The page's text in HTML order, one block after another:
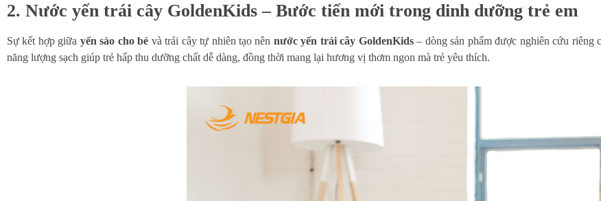
2. Nước yến trái cây GoldenKids – Bước tiến mới trong dinh dưỡng trẻ em
Sự kết hợp giữa yến sào cho bé và trái cây tự nhiên tạo nên nước yến trái cây GoldenKids– dòng sản phẩm được nghiên cứu riêng
năng lượng sạch giúp trẻ hấp thu dưỡng chất dễ dàng, đồng thời mang lại hương vị thơm ngon mà trẻ yêu thích.